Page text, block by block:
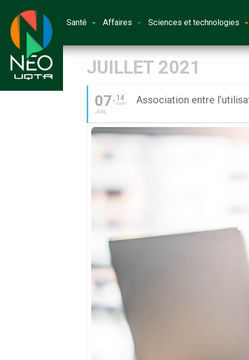
Santé Affaires Sciences et technologies
JUILLET 2021
07
JUIL
14
SEPT Association entre